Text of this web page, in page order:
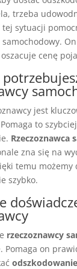
trzeba
tej sytuacji
cenę
jest
to
Rzeczoznawca
zna się na
temu
szybko.
rzeczoznawcy
Pomaga on
odszkodowanie